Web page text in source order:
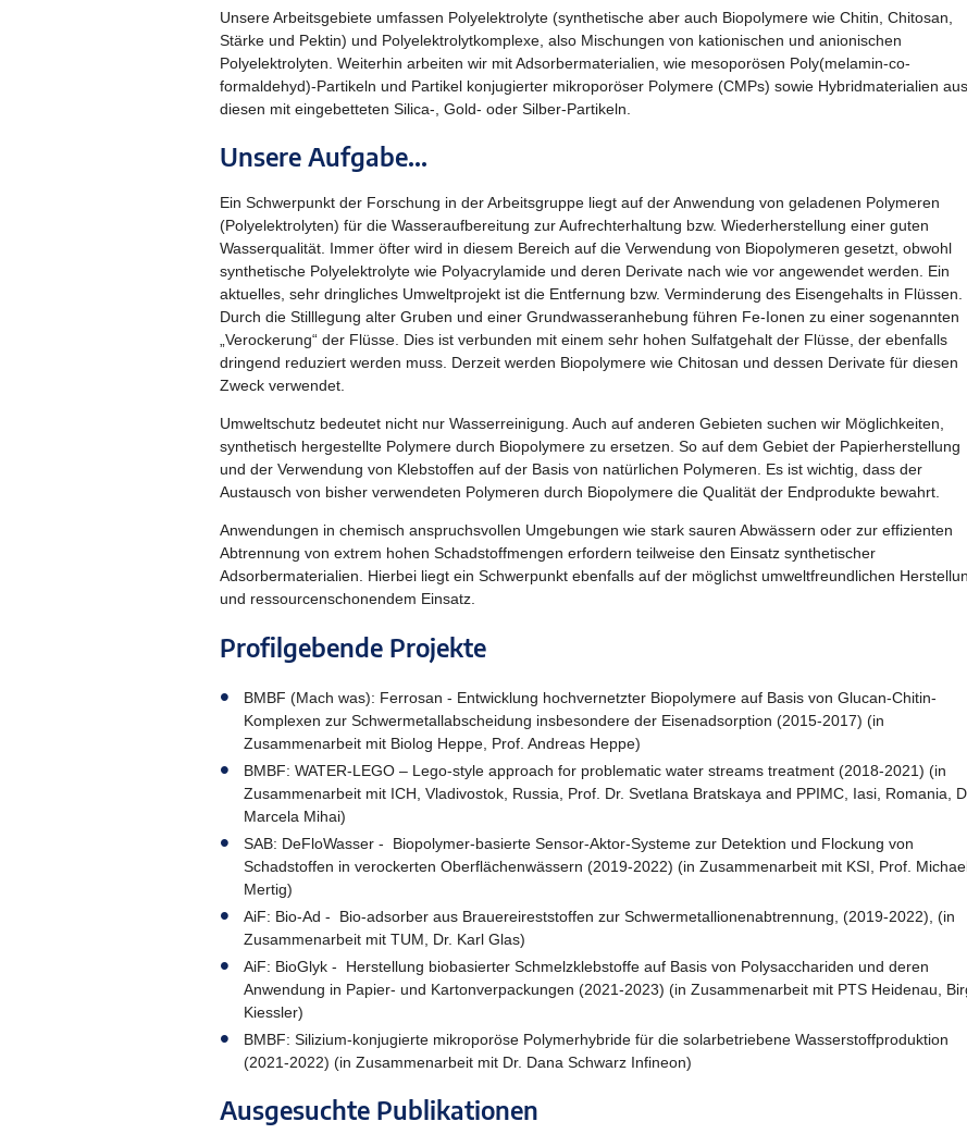
Unsere Arbeitsgebiete umfassen Polyelektrolyte (synthetische aber auch Biopolymere wie Chitin, Chitosan,
Stärke und Pektin) und Polyelektrolytkomplexe, also Mischungen von kationischen und anionischen
Polyelektrolyten. Weiterhin arbeiten wir mit Adsorbermaterialien, wie mesoporösen Poly(melamin-co-
formaldehyd)-Partikeln und Partikel konjugierter mikroporöser Polymere (CMPs) sowie Hybridmaterialien aus
diesen mit eingebetteten Silica-, Gold- oder Silber-Partikeln.
Unsere Aufgabe...
Ein Schwerpunkt der Forschung in der Arbeitsgruppe liegt auf der Anwendung von geladenen Polymeren
(Polyelektrolyten) für die Wasseraufbereitung zur Aufrechterhaltung bzw. Wiederherstellung einer guten
Wasserqualität. Immer öfter wird in diesem Bereich auf die Verwendung von Biopolymeren gesetzt, obwohl
synthetische Polyelektrolyte wie Polyacrylamide und deren Derivate nach wie vor angewendet werden. Ein
aktuelles, sehr dringliches Umweltprojekt ist die Entfernung bzw. Verminderung des Eisengehalts in Flüssen.
Durch die Stilllegung alter Gruben und einer Grundwasseranhebung führen Fe-Ionen zu einer sogenannten
„Verockerung“ der Flüsse. Dies ist verbunden mit einem sehr hohen Sulfatgehalt der Flüsse, der ebenfalls
dringend reduziert werden muss. Derzeit werden Biopolymere wie Chitosan und dessen Derivate für diesen
Zweck verwendet.
Umweltschutz bedeutet nicht nur Wasserreinigung. Auch auf anderen Gebieten suchen wir Möglichkeiten,
synthetisch hergestellte Polymere durch Biopolymere zu ersetzen. So auf dem Gebiet der Papierherstellung
und der Verwendung von Klebstoffen auf der Basis von natürlichen Polymeren. Es ist wichtig, dass der
Austausch von bisher verwendeten Polymeren durch Biopolymere die Qualität der Endprodukte bewahrt.
Anwendungen in chemisch anspruchsvollen Umgebungen wie stark sauren Abwässern oder zur effizienten
Abtrennung von extrem hohen Schadstoffmengen erfordern teilweise den Einsatz synthetischer
Adsorbermaterialien. Hierbei liegt ein Schwerpunkt ebenfalls auf der möglichst umweltfreundlichen
und ressourcenschonendem Einsatz.
Profilgebende Projekte
BMBF (Mach was): Ferrosan - Entwicklung hochvernetzter Biopolymere auf Basis von Glucan-Chitin-
Komplexen zur Schwermetallabscheidung insbesondere der Eisenadsorption (2015-2017) (in
Zusammenarbeit mit Biolog Heppe, Prof. Andreas Heppe)
BMBF: WATER-LEGO – Lego-style approach for problematic water streams treatment (2018-2021) (in
Zusammenarbeit mit ICH, Vladivostok, Russia, Prof. Dr. Svetlana Bratskaya and PPIMC, Iasi, Romania,
Marcela Mihai)
SAB: DeFloWasser - Biopolymer-basierte Sensor-Aktor-Systeme zur Detektion und Flockung von
Schadstoffen in verockerten Oberflächenwässern (2019-2022) (in Zusammenarbeit mit KSI, Prof.
Mertig)
AiF: Bio-Ad - Bio-adsorber aus Brauereireststoffen zur Schwermetallionenabtrennung, (2019-2022), (in
Zusammenarbeit mit TUM, Dr. Karl Glas)
AiF: BioGlyk - Herstellung biobasierter Schmelzklebstoffe auf Basis von Polysacchariden und deren
Anwendung in Papier- und Kartonverpackungen (2021-2023) (in Zusammenarbeit mit PTS Heidenau,
Kiessler)
BMBF: Silizium-konjugierte mikroporöse Polymerhybride für die solarbetriebene Wasserstoffproduktion
(2021-2022) (in Zusammenarbeit mit Dr. Dana Schwarz Infineon)
Ausgesuchte Publikationen